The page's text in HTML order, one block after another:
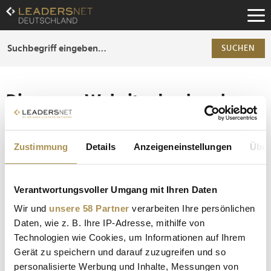
Zustimmung Details Anzeigeneinstellungen
Verantwortungsvoller Umgang mit Ihren Daten
Wir und unsere 58 Partner verarbeiten Ihre persönlichen
Daten, wie z. B. Ihre IP-Adresse, mithilfe von
Technologien wie Cookies, um Informationen auf Ihrem
Gerät zu speichern und darauf zuzugreifen und so
personalisierte Werbung und Inhalte, Messungen von
Zum
Inhalt
Zur
Fußzeilen-
SUCHEN
Die ganze Website durchsuchen
Die Anfrage ergab 0 Treffer.
Tipp
Seiten suchen, die genau diese Wortgruppe enthalten:
Anführungszeichen: zb "Vorname Nachname".